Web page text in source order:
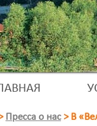
Пресса о нас > В